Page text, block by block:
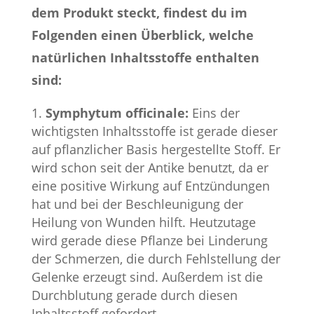
dem Produkt steckt, findest du im
Folgenden einen Überblick, welche
natürlichen Inhaltsstoffe enthalten
sind:
Symphytum officinale: Eins der
wichtigsten Inhaltsstoffe ist gerade dieser
auf pflanzlicher Basis hergestellte Stoff. Er
wird schon seit der Antike benutzt, da er
eine positive Wirkung auf Entzündungen
hat und bei der Beschleunigung der
Heilung von Wunden hilft. Heutzutage
wird gerade diese Pflanze bei Linderung
der Schmerzen, die durch Fehlstellung der
Gelenke erzeugt sind. Außerdem ist die
Durchblutung gerade durch diesen